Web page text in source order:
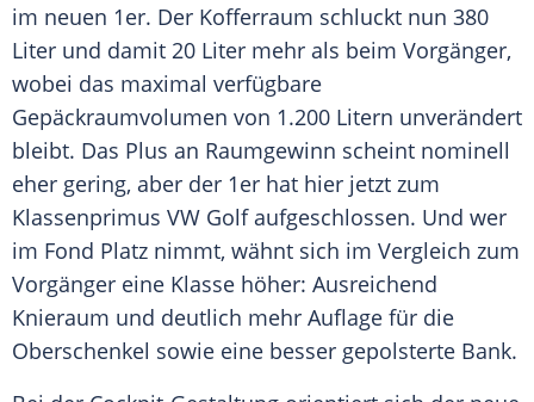
im neuen 1er. Der Kofferraum schluckt nun 380
Liter und damit 20 Liter mehr als beim Vorgänger,
wobei das maximal verfügbare
Gepäckraumvolumen von 1.200 Litern unverändert
bleibt. Das Plus an Raumgewinn scheint nominell
eher gering, aber der 1er hat hier jetzt zum
Klassenprimus VW Golfaufgeschlossen. Und wer
im Fond Platz nimmt, wähnt sich im Vergleich zum
Vorgänger eine Klasse höher: Ausreichend
Knieraum und deutlich mehr Auflage für die
Oberschenkel sowie eine besser gepolsterte Bank.